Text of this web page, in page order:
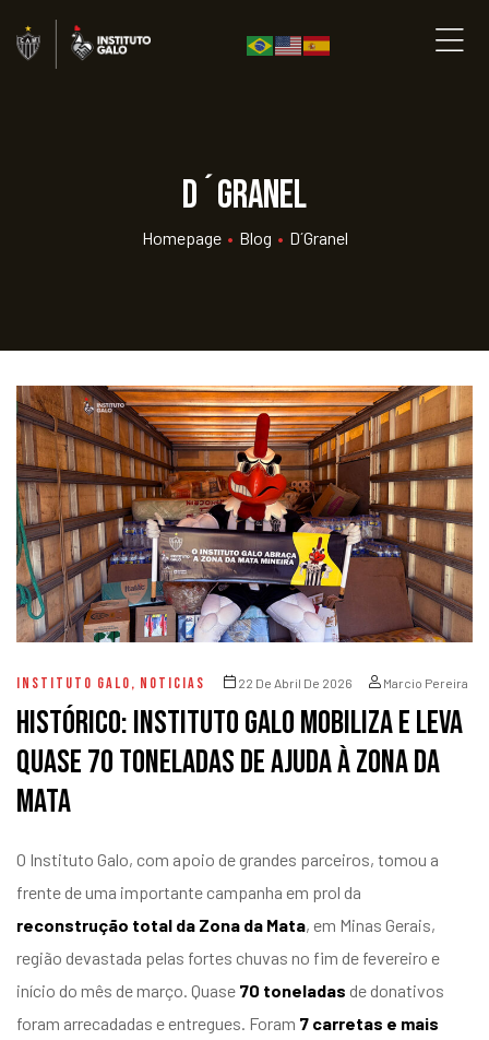
D´Granel
Homepage • Blog • D´Granel
INSTITUTO GALO, NOTICIAS 22 De Abril De 2026 Marcio Pereira
Histórico: Instituto Galo mobiliza e leva
quase 70 toneladas de ajuda à Zona da
Mata
O Instituto Galo, com apoio de grandes parceiros, tomou a
frente de uma importante campanha em prol da
reconstrução total da Zona da Mata, em Minas Gerais,
região devastada pelas fortes chuvas no fim de fevereiro e
início do mês de março. Quase 70 toneladas de donativos
foram arrecadadas e entregues. Foram 7 carretas e mais